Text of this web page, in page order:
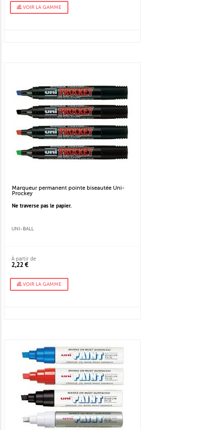
VOIR LA GAMME
Marqueur permanent pointe biseautée Uni-
Prockey
Ne traverse pas le papier.
UNI-BALL
À partir de
2,22 €
VOIR LA GAMME